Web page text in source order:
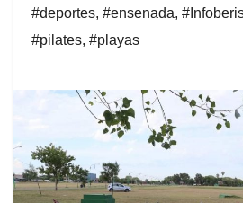
#deportes, #ensenada,
#pilates, #playas